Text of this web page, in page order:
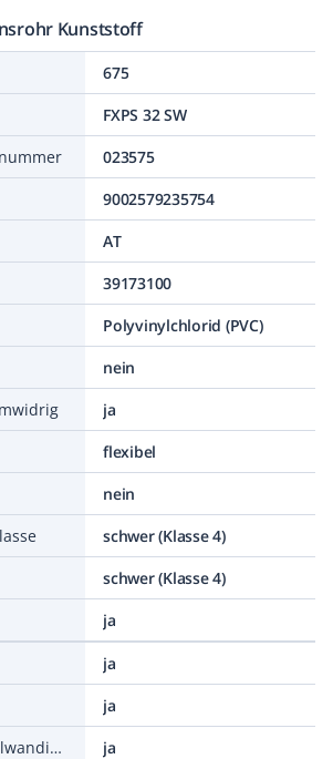
Kunststoff
675
FXPS 32 SW
023575
9002579235754
AT
39173100
Polyvinylchlorid (PVC)
nein
ja
flexibel
nein
schwer (Klasse 4)
schwer (Klasse 4)
ja
ja
ja
Geeignet für Hohlwandinstallation
ja